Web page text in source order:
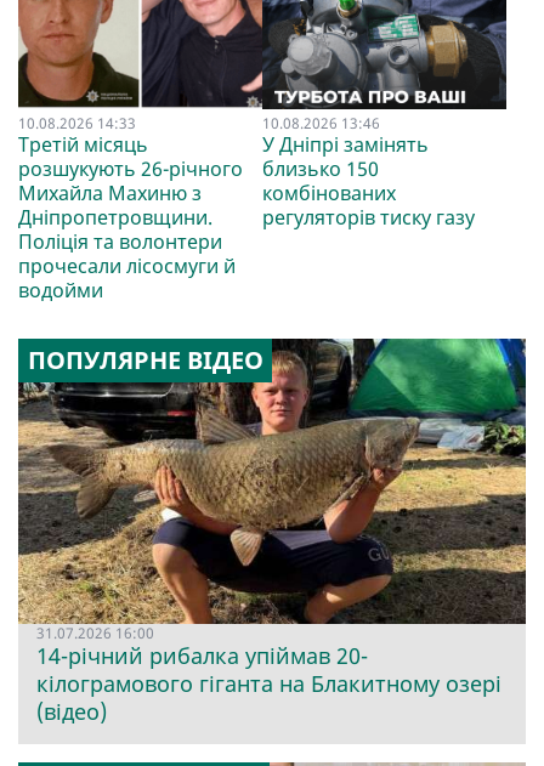
10.08.2026 14:33
Третій місяць
розшукують 26-річного
Михайла Махиню з
Дніпропетровщини.
Поліція та волонтери
прочесали лісосмуги й
водойми
10.08.2026 13:46
У Дніпрі замінять
близько 150
комбінованих
регуляторів тиску газу
ПОПУЛЯРНЕ ВІДЕО
31.07.2026 16:00
14-річний рибалка упіймав 20-
кілограмового гіганта на Блакитному озері
(відео)